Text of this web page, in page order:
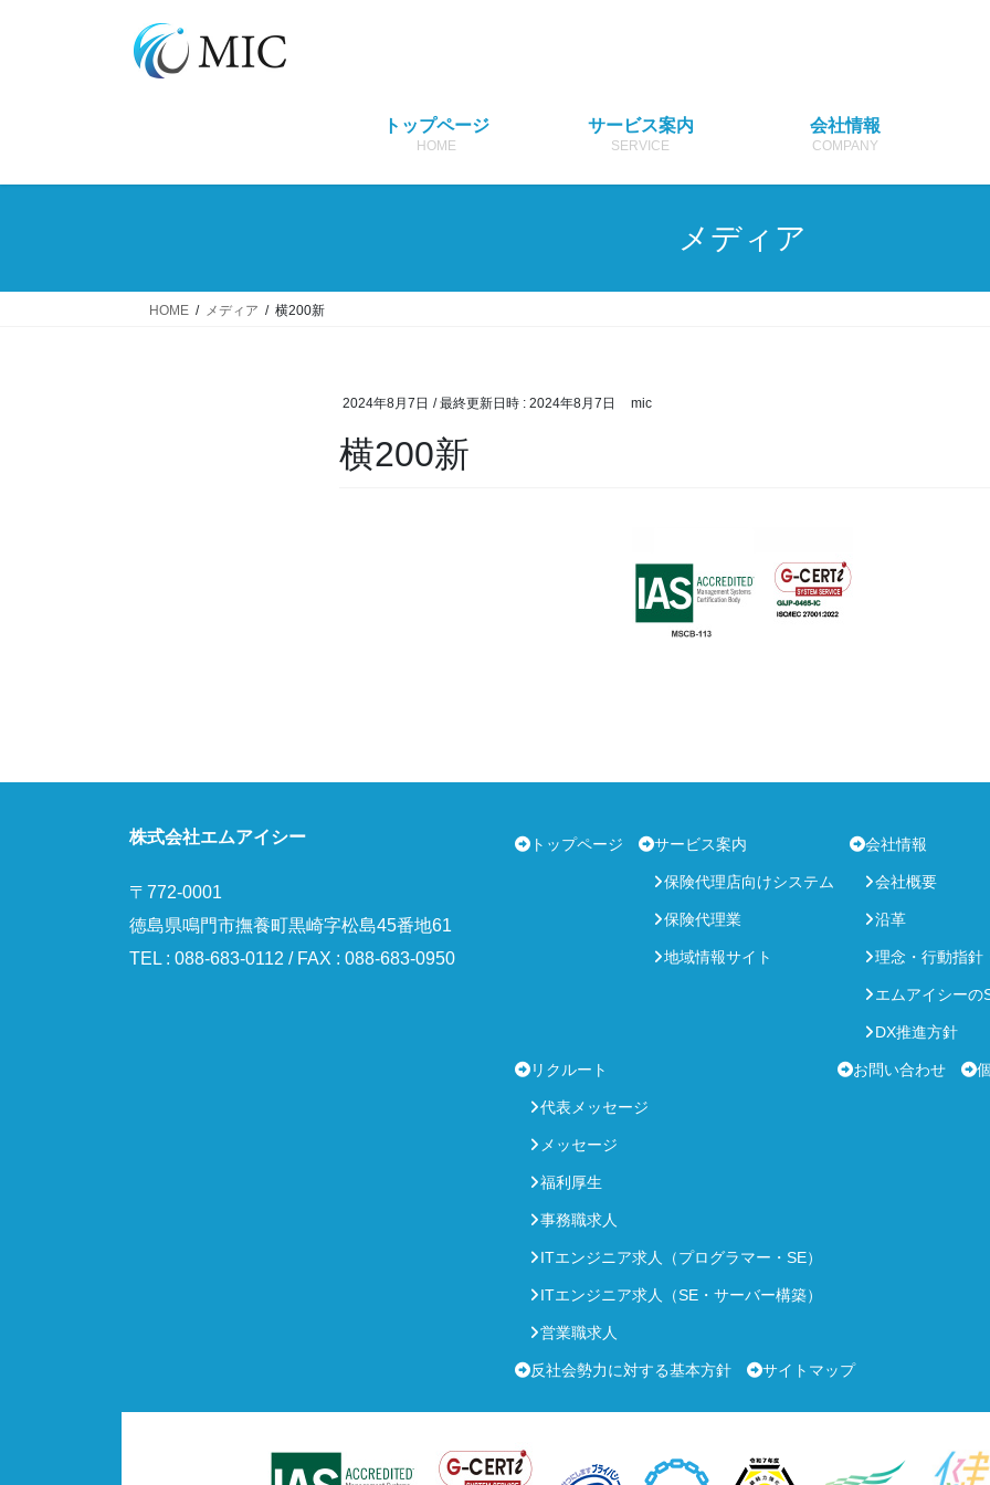
トップページ
HOME
サービス案内
SERVICE
会社情報
COMPANY
メディア
HOME メディア 横200新
2024年8月7日 / 最終更新日時 : 2024年8月7日 mic
横200新
株式会社エムアイシー
〒772-0001
徳島県鳴門市撫養町黒崎字松島45番地61
TEL : 088-683-0112 / FAX : 088-683-0950
トップページ サービス案内
保険代理店向けシステム
保険代理業
地域情報サイト
会社情報
会社概要
沿革
理念・行動指針
エムアイシーの
DX推進方針
リクルート
代表メッセージ
メッセージ
福利厚生
事務職求人
ITエンジニア求人（プログラマー・SE）
ITエンジニア求人（SE・サーバー構築）
営業職求人
お問い合わせ
反社会勢力に対する基本方針 サイトマップ